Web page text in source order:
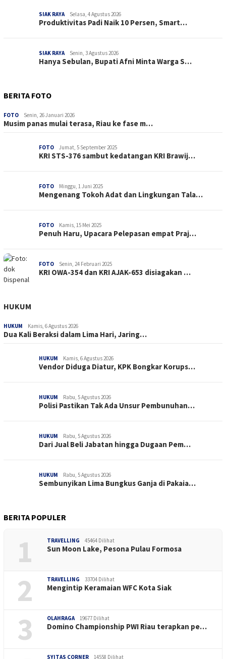
SIAK RAYA Selasa, 4 Agustus 2026
Produktivitas Padi Naik 10 Persen, Smart…
SIAK RAYA Senin, 3 Agustus 2026
Hanya Sebulan, Bupati Afni Minta Warga S…
BERITA FOTO
FOTO Senin, 26 Januari 2026
Musim panas mulai terasa, Riau ke fase m…
FOTO Jumat, 5 September 2025
KRI STS-376 sambut kedatangan KRI Brawij…
FOTO Minggu, 1 Juni 2025
Mengenang Tokoh Adat dan Lingkungan Tala…
FOTO Kamis, 15 Mei 2025
Penuh Haru, Upacara Pelepasan empat Praj…
FOTO Senin, 24 Februari 2025
KRI OWA-354 dan KRI AJAK-653 disiagakan …
HUKUM
HUKUM Kamis, 6 Agustus 2026
Dua Kali Beraksi dalam Lima Hari, Jaring…
HUKUM Kamis, 6 Agustus 2026
Vendor Diduga Diatur, KPK Bongkar Korups…
HUKUM Rabu, 5 Agustus 2026
Polisi Pastikan Tak Ada Unsur Pembunuhan…
HUKUM Rabu, 5 Agustus 2026
Dari Jual Beli Jabatan hingga Dugaan Pem…
HUKUM Rabu, 5 Agustus 2026
Sembunyikan Lima Bungkus Ganja di Pakaia…
BERITA POPULER
1 TRAVELLING 45464 Dilihat
Sun Moon Lake, Pesona Pulau Formosa
2 TRAVELLING 33704 Dilihat
Mengintip Keramaian WFC Kota Siak
3 OLAHRAGA 19677 Dilihat
Domino Championship PWI Riau terapkan pe…
SYITAS CORNER 14558 Dilihat